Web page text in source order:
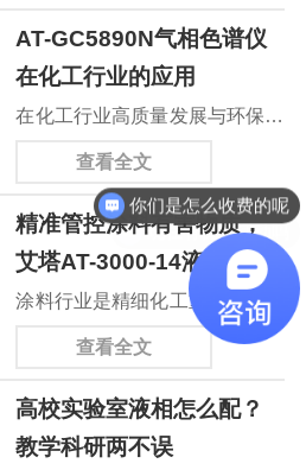
法》，新标准将于8月15日正式
落地实施。这也是离子色谱法首
次纳入水质六价铬检测国标，方
法检出限从传统分光光度法4
μg/L降至0.02 μg/L，检测灵敏度
直接提升200倍，补齐水环境痕
量六价铬检测短板。
AT-GC5890N气相色谱仪
在化工行业的应用
在化工行业高质量发展与环保合
规趋严的背景下，原料质控、工
艺监控、产品检测及排放核查均
需精准分析技术支撑。气相色谱
法作为核心检测手段，多项国标
如GB/T 9722-2023《化学试剂
气相色谱法通则》、GB/T 3394-
量一氧化碳、二氧化碳和乙炔的
测定 气相色谱法》、GB/T
查看全文
精准管控涂料有害物质，
艾塔AT-3000-14液相色谱
仪适配涂料国标检测
涂料行业是精细化工重要分支，
产品广泛应用于建筑、家具、工
直接关系人体健康与生态安全。
依据GB/T 34683-2017《水性涂
查看全文
高校实验室液相怎么配？
教学科研两不误
你们是怎么收费的呢
现在有优惠活动吗